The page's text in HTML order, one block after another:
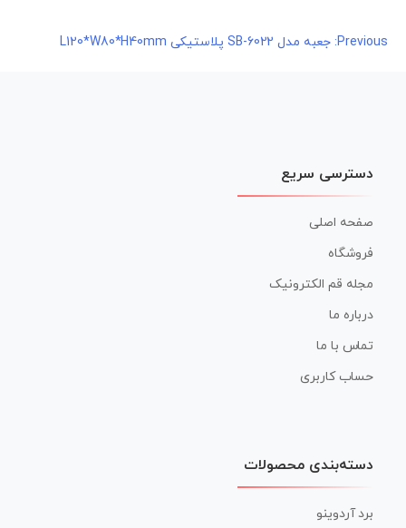
راهبری
Previous: جعبه مدل SB-6022 پلاستیکی L120*W80*H40mm
دسترسی سریع
صفحه اصلی
فروشگاه
مجله قم الکترونیک
درباره ما
تماس با ما
حساب کاربری
دسته‌بندی محصولات
برد آردوینو